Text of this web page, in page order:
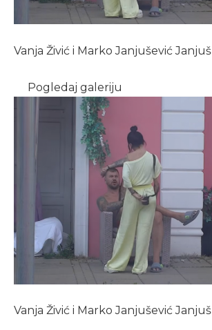
Vanja Živić i Marko Janjušević Janjuš
Pogledaj galeriju
Vanja Živić i Marko Janjušević Janjuš